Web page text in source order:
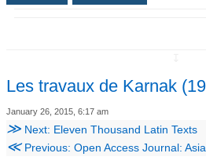
Les travaux de Karnak
January 26, 2015, 6:17 am
≫ Next: Eleven Thousand Latin Texts
≪Previous: Open Access Journal: